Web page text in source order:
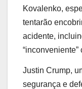
Kovalenko,
tentarão
acidente,
Justin Crump,
segurança e